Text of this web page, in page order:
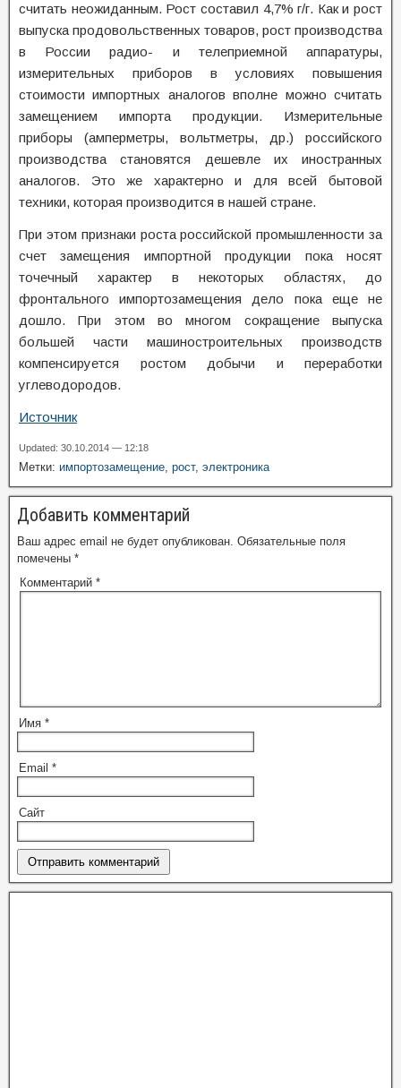
считать неожиданным. Рост составил 4,7% г/г. Как и рост
выпуска продовольственных товаров, рост производства
в России радио- и телеприемной аппаратуры,
измерительных приборов в условиях повышения
стоимости импортных аналогов вполне можно считать
замещением импорта продукции. Измерительные
приборы (амперметры, вольтметры, др.) российского
производства становятся дешевле их иностранных
аналогов. Это же характерно и для всей бытовой
техники, которая производится в нашей стране.
При этом признаки роста российской промышленности за
счет замещения импортной продукции пока носят
точечный характер в некоторых областях, до
фронтального импортозамещения дело пока еще не
дошло. При этом во многом сокращение выпуска
большей части машиностроительных производств
компенсируется ростом добычи и переработки
углеводородов.
Источник
Updated: 30.10.2014 — 12:18
Метки: импортозамещение, рост, электроника
Добавить комментарий
Ваш адрес email не будет опубликован. Обязательные поля
помечены *
Комментарий *
Имя *
Email *
Сайт